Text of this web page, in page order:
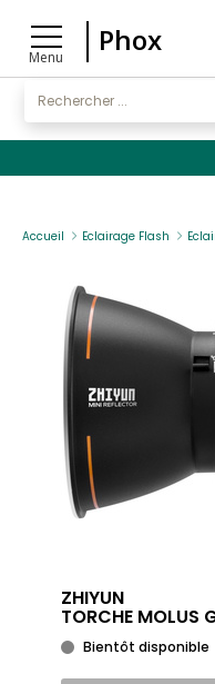
Menu
Phox
Accueil Eclairage Flash
ZHIYUN
TORCHE MOLUS
Bientôt disponible